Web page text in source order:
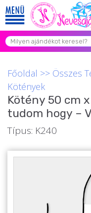
Viszonteladóknak
Grill Party Kellékek ❤️
Egyedi Ajándékok
Összes Ajándék
Vicces Pólók
Szerelmes Ajándékok ❤
Budapest
Szülinapi ajándékok
Főoldal >> Összes
Kötények
Kötény 50 cm
tudom hogy –
Típus: K240